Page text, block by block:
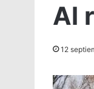
Al
12